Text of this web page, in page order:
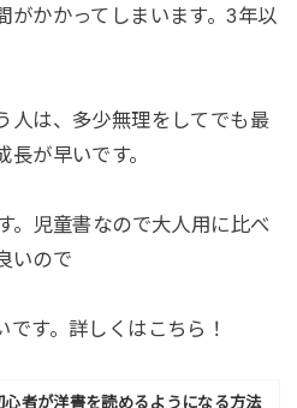
がかかってしまいます。3年以
人は、多少無理をしてでも最
が早いです。
。児童書なので大人用に比べ
いので
す。詳しくはこちら！
心者が洋書を読めるようになる方法